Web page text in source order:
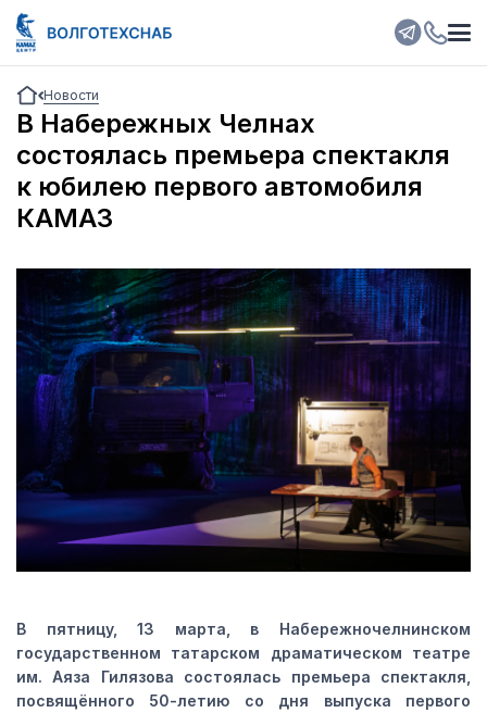
Новости
В Набережных Челнах
состоялась премьера спектакля
к юбилею первого автомобиля
КАМАЗ
В пятницу, 13 марта, в Набережночелнинском
государственном татарском драматическом театре
им. Аяза Гилязова состоялась премьера спектакля,
посвящённого 50-летию со дня выпуска первого